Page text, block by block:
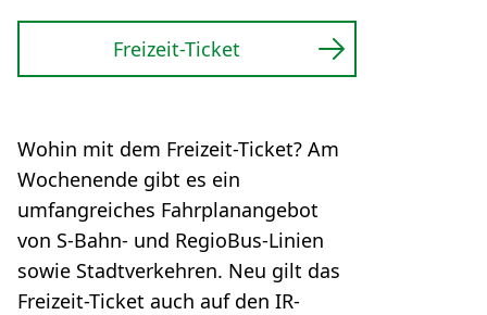
Freizeit-Ticket
Wohin mit dem Freizeit-Ticket? Am
Wochenende gibt es ein
umfangreiches Fahrplanangebot
von S-Bahn- und RegioBus-Linien
sowie Stadtverkehren. Neu gilt das
Freizeit-Ticket auch auf den IR-